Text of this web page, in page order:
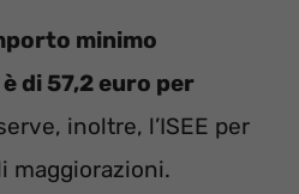
minimo
di 57,2 euro per
inoltre, l’ISEE per
maggiorazioni.